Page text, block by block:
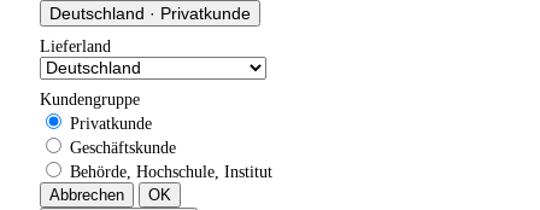
Deutschland · Privatkunde
Lieferland
Kundengruppe
Privatkunde
Geschäftskunde
Behörde, Hochschule, Institut
Abbrechen
OK